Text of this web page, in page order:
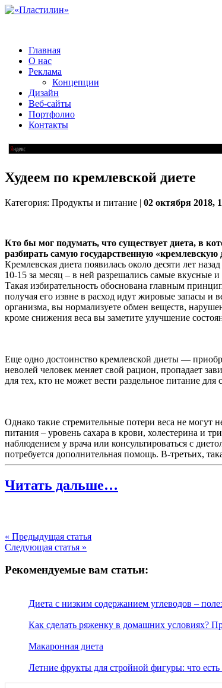
Главная
О нас
Реклама
Концепции
Дизайн
Веб-сайты
Портфолио
Контакты
Худеем по кремлевской диете
Категория: Продукты и питание | 02 октября 2018,
Кто бы мог подумать, что существует диета, в
разбирать самую государственную «кремлевскую
Кремлевская диета появилась около десяти лет
10-15 за месяц – в ней разрешались самые
Такая избирательность обоснована главным
получая его извне в расход идут жировые запасы и
организма, вы нормализуете обмен веществ,
кроме снижения веса вы заметите улучшение
Еще одно достоинство кремлевской диеты —
неволей человек меняет свой рацион, пропадает
для тех, кто не может вести раздельное питание
Однако такие стремительные потери веса не могут
питания – уровень сахара в крови, холестерина и
наблюдением у врача или консультироваться с
потребуется дополнительная помощь. В-третьих,
Читать дальше…
« Предыдущая статья
Следующая статья »
Рекомендуемые вам статьи:
Диета с низким содержанием углеводов –
Как сделать ряженку в домашних условиях?
Макаронная диета
Летние фрукты для стройной фигуры: что есть